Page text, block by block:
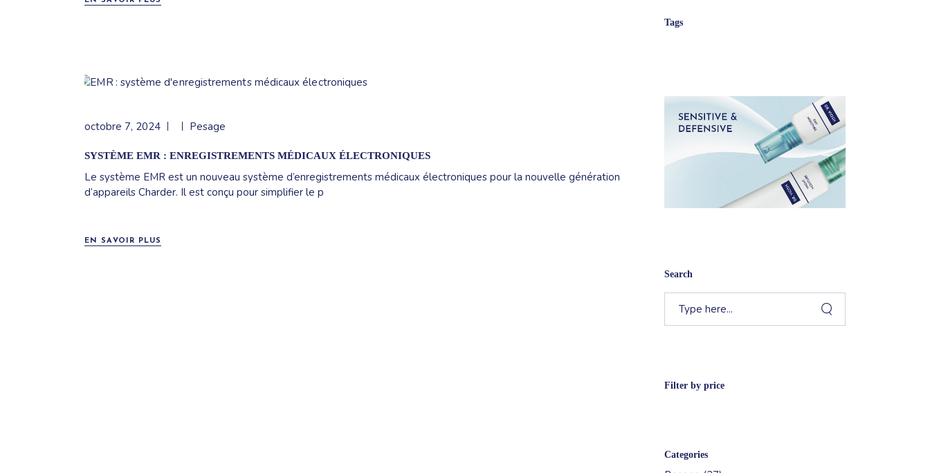
octobre 7, 2024 Pesage
SYSTÈME EMR : ENREGISTREMENTS MÉDICAUX ÉLECTRONIQUES
Le système EMR est un nouveau système d’enregistrements médicaux électroniques pour la nouvelle génération
d’appareils Charder. Il est conçu pour simplifier le p
EN SAVOIR PLUS
Tags
Search
Recherche
Filter by price
Categories